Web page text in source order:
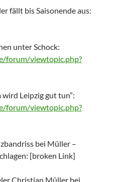
fällt bis Saisonende aus:
unter Schock:
forum/viewtopic.php?
Leipzig gut tun”:
forum/viewtopic.php?
bei Müller –
[broken Link]
Christian Müller bei